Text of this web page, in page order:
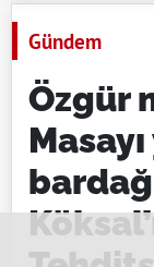
Gündem
Özgür